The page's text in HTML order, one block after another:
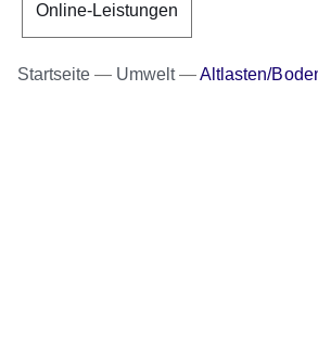
Online-Leistungen
Startseite Umwelt Altlasten/